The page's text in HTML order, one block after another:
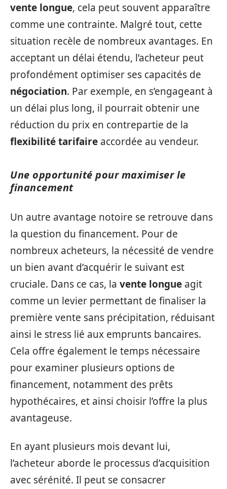
vente longue, cela peut souvent apparaître
comme une contrainte. Malgré tout, cette
situation recèle de nombreux avantages. En
acceptant un délai étendu, l’acheteur peut
profondément optimiser ses capacités de
négociation. Par exemple, en s’engageant à
un délai plus long, il pourrait obtenir une
réduction du prix en contrepartie de la
flexibilité tarifaire accordée au vendeur.
Une opportunité pour maximiser le
financement
Un autre avantage notoire se retrouve dans
la question du financement. Pour de
nombreux acheteurs, la nécessité de vendre
un bien avant d’acquérir le suivant est
cruciale. Dans ce cas, la vente longue agit
comme un levier permettant de finaliser la
première vente sans précipitation, réduisant
ainsi le stress lié aux emprunts bancaires.
Cela offre également le temps nécessaire
pour examiner plusieurs options de
financement, notamment des prêts
hypothécaires, et ainsi choisir l’offre la plus
avantageuse.
En ayant plusieurs mois devant lui,
l’acheteur aborde le processus d’acquisition
avec sérénité. Il peut se consacrer